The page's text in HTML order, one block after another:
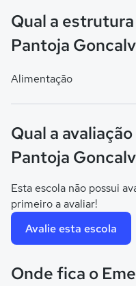
Qual a
Pantoja
Alimentação
Qual a
Pantoja
Esta escola não possui
primeiro a avaliar!
Avalie esta escola
Onde fica o